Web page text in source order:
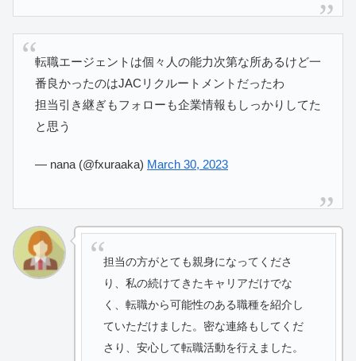
転職エージェントは個々人の能力次第な所あるけど一
番良かったのはJACリクルートメントだったわ
担当引き継ぎもフォローも企業情報もしっかりしてた
と思う
— nana (@fxuraaka) March 30, 2023
担当の方がとても親身になってくださ
り、私の続けてきたキャリアだけでな
く、転職から可能性のある職種を紹介し
ていただけました。密な連絡もしてくだ
さり、安心して転職活動を行えました。